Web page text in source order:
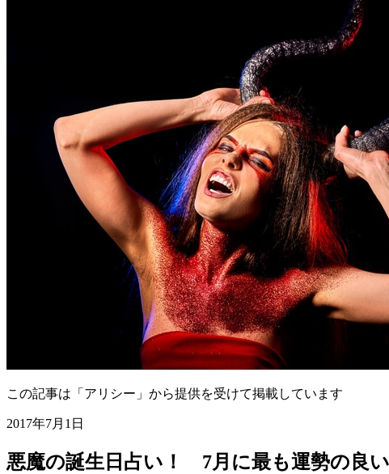
この記事は「アリシー」から提供を受けて掲載しています
2017年7月1日
悪魔の誕生日占い！ 7月に最も運勢の良